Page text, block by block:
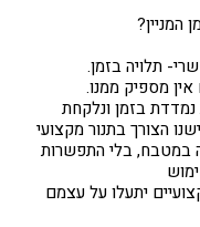
תלויה בזמן.
מספיק ממנו.
בזמן ונלקחת
הצורך בתנור מקצועי
במטבח, בלי התפשרות
יתעלו על עצמם